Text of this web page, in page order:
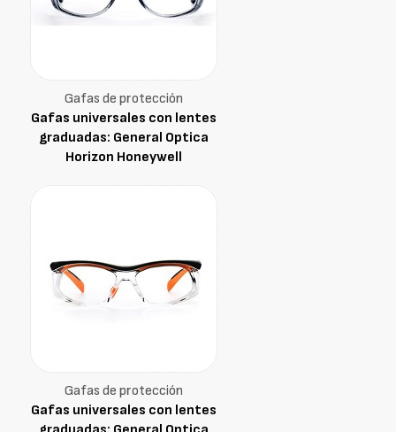
Gafas de protección
Gafas universales con lentes
graduadas: General Optica
Horizon Honeywell
Gafas de protección
Gafas universales con lentes